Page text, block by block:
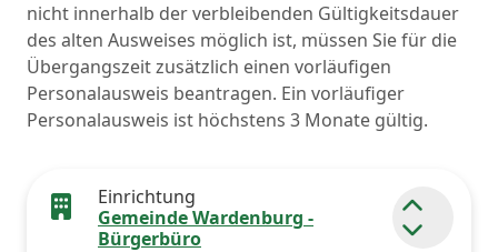
nicht innerhalb der verbleibenden Gültigkeitsdauer
des alten Ausweises möglich ist, müssen Sie für die
Übergangszeit zusätzlich einen vorläufigen
Personalausweis beantragen. Ein vorläufiger
Personalausweis ist höchstens 3 Monate gültig.
Einrichtung
Gemeinde Wardenburg -
Bürgerbüro